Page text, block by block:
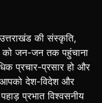
की संस्कृति,
को जन-जन तक पहुंचाना
प्रचार-प्रसार हो और
आपको देश-विदेश और
प्रभात विश्वसनीय